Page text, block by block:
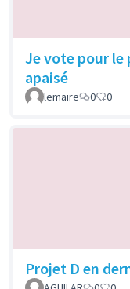
Je vote pour le
apaisé
lemaire 0 0
Projet D en